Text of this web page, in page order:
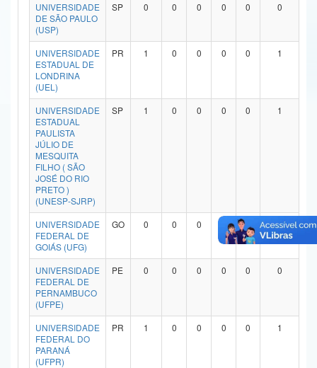
Secretaria de Governo
Gabinete de Segurança Institucional
Advocacia-Geral da União
Banco Central do Brasil
UNIVERSIDADE
DE SÃO PAULO
(USP)
SP 0 0 0 0 0 0
UNIVERSIDADE
ESTADUAL DE
LONDRINA
(UEL)
PR 1 0 0 0 0 1
UNIVERSIDADE
ESTADUAL
PAULISTA
JÚLIO DE
MESQUITA
FILHO ( SÃO
JOSÉ DO RIO
PRETO )
(UNESP-SJRP)
SP 1 0 0 0 0 1
UNIVERSIDADE
FEDERAL DE
GOIÁS (UFG)
GO 0 0 0 0 0
UNIVERSIDADE
FEDERAL DE
PERNAMBUCO
(UFPE)
PE 0 0 0 0 0 0
UNIVERSIDADE
FEDERAL DO
PARANÁ
(UFPR)
PR 1 0 0 0 0 1